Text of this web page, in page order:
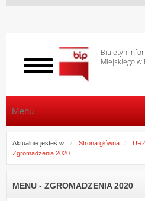
Biuletyn
Miejskiego w
Włącz
menu
Menu
Aktualnie jesteś w: Strona główna
Zgromadzenia 2020
MENU - ZGROMADZENIA 2020